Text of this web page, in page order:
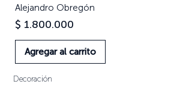
Alejandro Obregón
Precio
$ 1.800.000
Agregar al carrito
Decoración